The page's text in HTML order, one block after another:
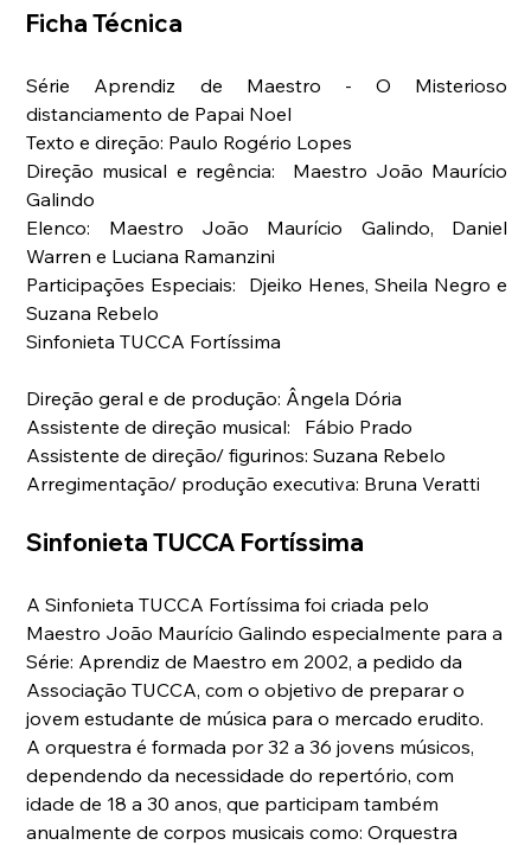
Ficha Técnica
Série Aprendiz de Maestro - O Misterioso
distanciamento de Papai Noel
Texto e direção: Paulo Rogério Lopes
Direção musical e regência:  Maestro João Maurício
Galindo
Elenco: Maestro João Maurício Galindo, Daniel
Warren e Luciana Ramanzini
Participações Especiais:  Djeiko Henes, Sheila Negro e
Suzana Rebelo
Sinfonieta TUCCA Fortíssima
Direção geral e de produção: Ângela Dória
Assistente de direção musical:   Fábio Prado
Assistente de direção/ figurinos: Suzana Rebelo
Arregimentação/ produção executiva: Bruna Veratti
Sinfonieta TUCCA Fortíssima
A Sinfonieta TUCCA Fortíssima foi criada pelo
Maestro João Maurício Galindo especialmente para a
Série: Aprendiz de Maestro em 2002, a pedido da
Associação TUCCA, com o objetivo de preparar o
jovem estudante de música para o mercado erudito.
A orquestra é formada por 32 a 36 jovens músicos,
dependendo da necessidade do repertório, com
idade de 18 a 30 anos, que participam também
anualmente de corpos musicais como: Orquestra